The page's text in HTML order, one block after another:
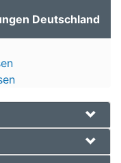
Deutschland